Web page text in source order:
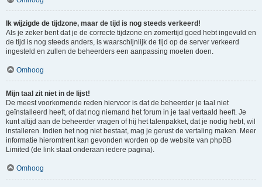
Ik wijzigde de tijdzone, maar de tijd is nog steeds verkeerd!
Als je zeker bent dat je de correcte tijdzone en zomertijd goed hebt ingevuld en
de tijd is nog steeds anders, is waarschijnlijk de tijd op de server verkeerd
ingesteld en zullen de beheerders een aanpassing moeten doen.
Omhoog
Mijn taal zit niet in de lijst!
De meest voorkomende reden hiervoor is dat de beheerder je taal niet
geïnstalleerd heeft, of dat nog niemand het forum in je taal vertaald heeft. Je
kunt altijd aan de beheerder vragen of hij het talenpakket, dat je nodig hebt, wil
installeren. Indien het nog niet bestaat, mag je gerust de vertaling maken. Meer
informatie hieromtrent kan gevonden worden op de website van phpBB
Limited (de link staat onderaan iedere pagina).
Omhoog